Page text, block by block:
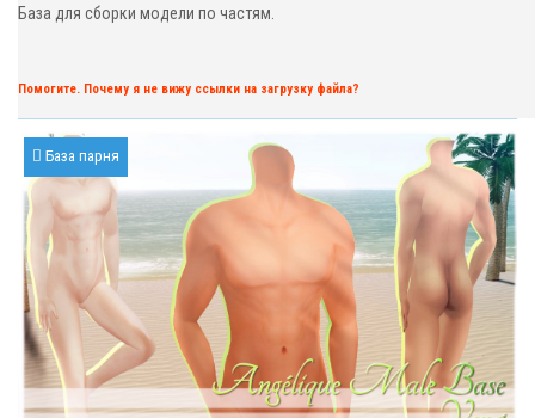
База для сборки модели по частям.
Помогите. Почему я не вижу ссылки на загрузку файла?
База парня